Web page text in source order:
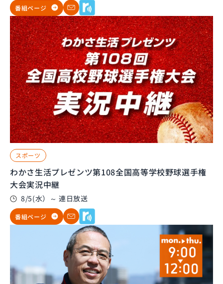
番組ページ
スポーツ
わかさ生活プレゼンツ第108全国高等学校野球選手権
大会実況中継
8/5(水）～ 連日放送
番組ページ